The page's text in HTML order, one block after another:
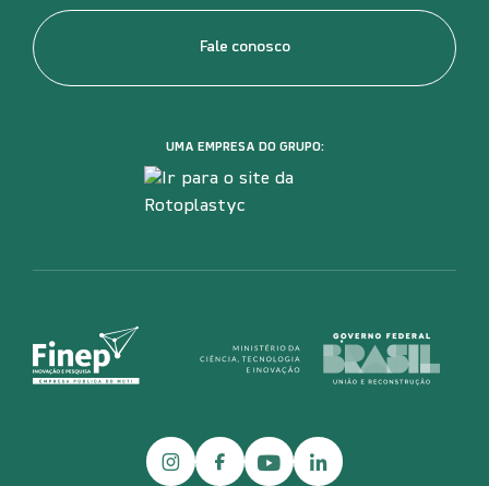
Fale conosco
UMA EMPRESA DO GRUPO:
InstagramFacebookYoutubeLinkedIn